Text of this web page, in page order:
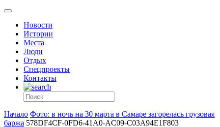
Новости
Истории
Места
Люди
Отдых
Спецпроекты
Контакты
Начало Фото: в ночь на 30 марта в Самаре загорелась грузовая
баржа 578DF4CF-0FD6-41A0-AC09-C03A94E1F803